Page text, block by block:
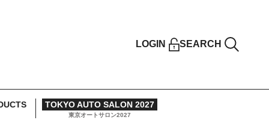
LOGIN SEARCH
TOKYO AUTO SALON 2027
東京オートサロン2027